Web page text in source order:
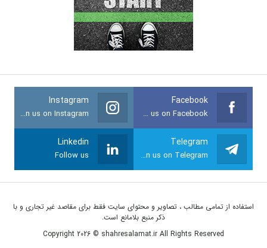
Facebook
Join us on Facebook
Instagram
Join us on Instagram
Telegram
Join us on Telegram
Linkedin
Follow us
استفاده از تمامی مطالب ، تصاویر و محتوای سايت فقط برای مقاصد غیر تجاری و با
ذکر منبع بلامانع است.
Copyright 2026 © shahresalamat.ir All Rights Reserved